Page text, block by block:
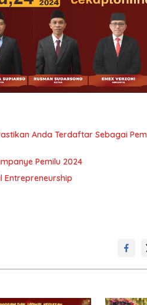
Anda Terdaftar Sebagai
Pemilu 2024
Entrepreneurship